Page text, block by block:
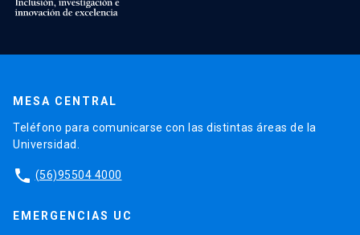
MESA CENTRAL
Teléfono para comunicarse con las distintas áreas de la
Universidad.
phone (56)95504 4000
EMERGENCIAS UC